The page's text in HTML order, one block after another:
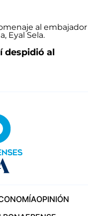
despidió al
OPINIÓN